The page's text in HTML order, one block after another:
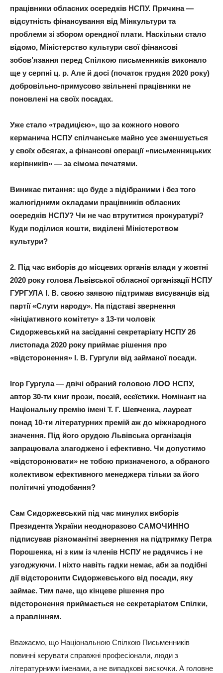
працівники обласних осередків НСПУ. Причина —
відсутність фінансування від Мінкультури та
проблеми зі збором орендної плати. Наскільки стало
відомо, Міністерство культури свої фінансові
зобов’язання перед Спілкою письменників виконало
ще у серпні ц. р. Але й досі (початок грудня 2020 року)
добровільно-примусово звільнені працівники не
поновлені на своїх посадах.
Уже стало «традицією», що за кожного нового
керманича НСПУ спілчанське майно усе зменшується
у своїх обсягах, а фінансові операції «письменницьких
керівників» — за сімома печатями.
Виникає питання: що буде з відібраними і без того
жалюгідними окладами працівників обласних
осередків НСПУ? Чи не час втрутитися прокуратурі?
Куди поділися кошти, виділені Міністерством
культури?
2. Під час виборів до місцевих органів влади у жовтні
2020 року голова Львівської обласної організації НСПУ
ГУРГУЛА І. В. своєю заявою підтримав висуванців від
партії «Слуги народу». На підставі звернення
«ініціативного комітету» з 13-ти чоловік
Сидоржевський на засіданні секретаріату НСПУ 26
листопада 2020 року приймає рішення про
«відсторонення» І. В. Гургули від займаної посади.
Ігор Гургула — двічі обраний головою ЛОО НСПУ,
автор 30-ти книг прози, поезій, есеїстики. Номінант на
Національну премію імені Т. Г. Шевченка, лауреат
понад 10-ти літературних премій аж до міжнародного
значення. Під його орудою Львівська організація
запрацювала злагоджено і ефективно. Чи допустимо
«відсторонювати» не тобою призначеного, а обраного
колективом ефективного менеджера тільки за його
політичні уподобання?
Сам Сидоржевський під час минулих виборів
Президента України неодноразово САМОЧИННО
підписував різноманітні звернення на підтримку Петра
Порошенка, ні з ким із членів НСПУ не радячись і не
узгоджуючи. І ніхто навіть гадки немає, аби за подібні
дії відсторонити Сидоржевського від посади, яку
займає. Тим паче, що кінцеве рішення про
відсторонення приймається не секретаріатом Спілки,
а правлінням.
Вважаємо, що Національною Спілкою Письменників
повинні керувати справжні професіонали, люди з
літературними іменами, а не випадкові вискочки. А головне